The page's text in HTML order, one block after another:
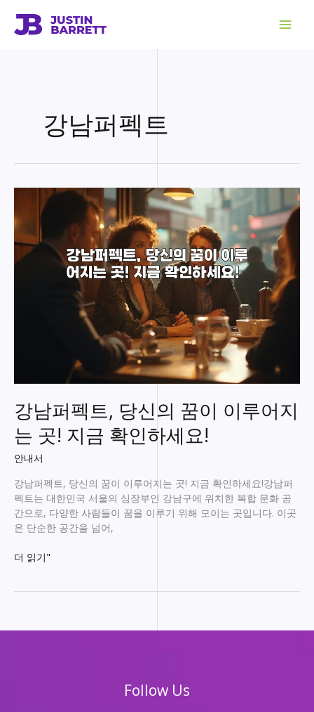
강남퍼펙트
강남퍼펙트, 당신의 꿈이 이루어지
는 곳! 지금 확인하세요!
안내서
강남퍼펙트, 당신의 꿈이 이루어지는 곳! 지금 확인하세요!강남퍼
펙트는 대한민국 서울의 심장부인 강남구에 위치한 복합 문화 공
간으로, 다양한 사람들이 꿈을 이루기 위해 모이는 곳입니다. 이곳
은 단순한 공간을 넘어,
강
당
더 읽기"
Follow Us